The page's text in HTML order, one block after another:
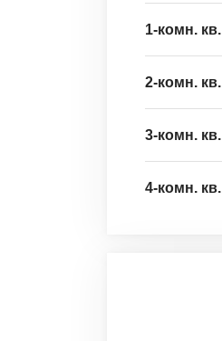
1-комн. кв.
2-комн. кв.
3-комн. кв.
4-комн. кв.